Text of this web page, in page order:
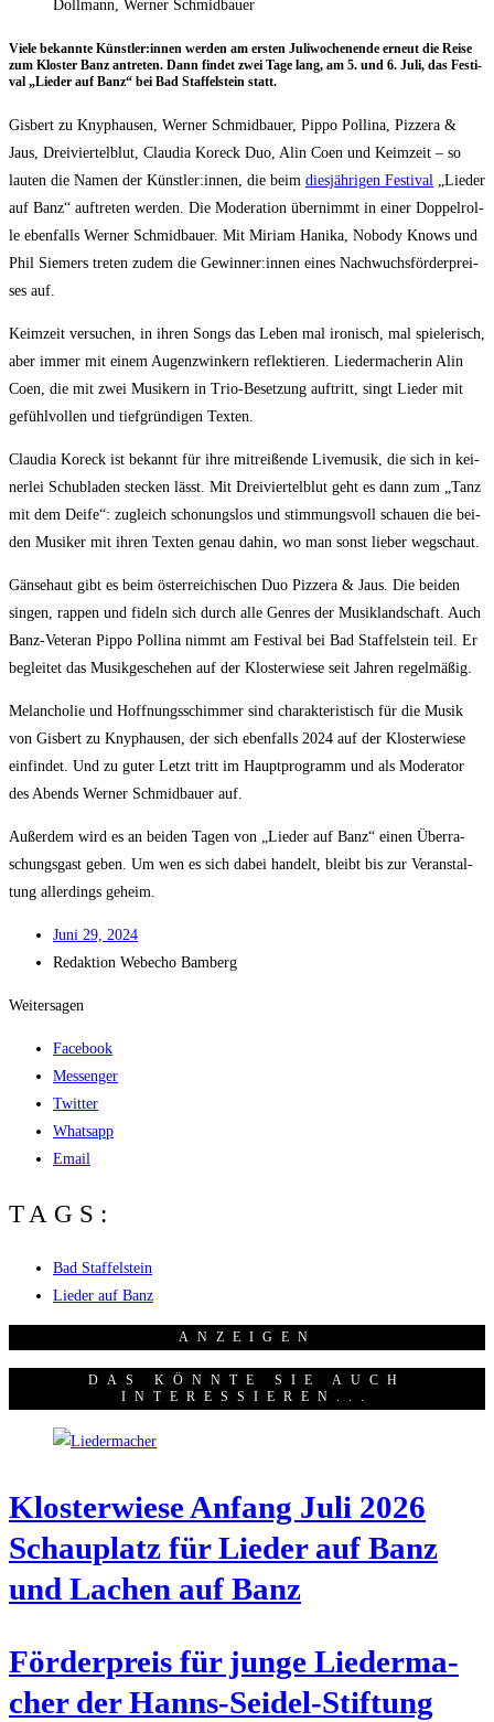
Dollmann, Werner Schmidbauer
Vie­le bekann­te Künstler:innen wer­den am ers­ten Juli­wo­chen­en­de erneut die Rei­se
zum Klos­ter Banz antre­ten. Dann fin­det zwei Tage lang, am 5. und 6. Juli, das Fes­ti­
val „Lie­der auf Banz“ bei Bad Staf­fel­stein statt.
Gis­bert zu Knyphau­sen, Wer­ner Schmid­bau­er, Pip­po Pol­li­na, Piz­zera &
Jaus, Drei­vier­tel­blut, Clau­dia Kor­eck Duo, Alin Coen und Keim­zeit – so
lau­ten die Namen der Künstler:innen, die beim dies­jäh­ri­gen Fes­ti­val
„Lie­der
auf Banz“ auf­tre­ten wer­den. Die Mode­ra­ti­on über­nimmt in einer Dop­pel­rol­
le eben­falls Wer­ner Schmid­bau­er. Mit Miri­am Hanika, Nobo­dy Knows und
Phil Sie­mers tre­ten zudem die Gewinner:innen eines Nach­wuchs­för­der­prei­
ses auf.
Keim­zeit ver­su­chen, in ihren Songs das Leben mal iro­nisch, mal spie­le­risch,
aber immer mit einem Augen­zwin­kern reflek­tie­ren. Lie­der­ma­che­rin Alin
Coen, die mit zwei Musi­kern in Trio-Beset­zung auf­tritt, singt Lie­der mit
gefühl­vol­len und tief­grün­di­gen Texten.
Clau­dia Kor­eck ist bekannt für ihre mit­rei­ßen­de Live­mu­sik, die sich in kei­
ner­lei Schub­la­den ste­cken lässt. Mit Drei­vier­tel­blut geht es dann zum „Tanz
mit dem Dei­fe“: zugleich scho­nungs­los und stim­mungs­voll schau­en die bei­
den Musi­ker mit ihren Tex­ten genau dahin, wo man sonst lie­ber wegschaut.
Gän­se­haut gibt es beim öster­rei­chi­schen Duo Piz­zera & Jaus. Die bei­den
sin­gen, rap­pen und fideln sich durch alle Gen­res der Musik­land­schaft. Auch
Banz-Vete­ran Pip­po Pol­li­na nimmt am Fes­ti­val bei Bad Staf­fel­stein teil. Er
beglei­tet das Musik­ge­sche­hen auf der Klos­ter­wie­se seit Jah­ren regelmäßig.
Melan­cho­lie und Hoff­nungs­schim­mer sind cha­rak­te­ris­tisch für die Musik
von Gis­bert zu Knyphau­sen, der sich eben­falls 2024 auf der Klos­ter­wie­se
ein­fin­det. Und zu guter Letzt tritt im Haupt­pro­gramm und als Mode­ra­tor
des Abends Wer­ner Schmid­bau­er auf.
Außer­dem wird es an bei­den Tagen von „Lie­der auf Banz“ einen Über­ra­
schungs­gast geben. Um wen es sich dabei han­delt, bleibt bis zur Ver­an­stal­
tung aller­dings geheim.
Juni 29, 2024
Redak­ti­on Web­echo Bamberg
Weitersagen
Facebook
Messenger
Twitter
Whatsapp
Email
TAGS:
Bad Staffelstein
Lieder auf Banz
ANZEI­GEN
DAS KÖNNTE SIE AUCH
INTERESSIEREN...
Klos­ter­wie­se Anfang Juli 2026
Schau­platz für Lie­der auf Banz
und Lachen auf Banz
För­der­preis für jun­ge Lie­der­ma­
cher der Hanns-Seidel-Stiftung